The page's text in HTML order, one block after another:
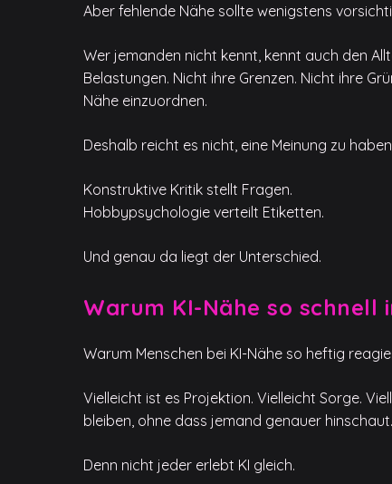
Aber fehlende Nähe sollte wenigstens
Wer jemanden nicht kennt, kennt auch den
Belastungen. Nicht ihre Grenzen. Nicht ihre
Nähe einzuordnen.
Deshalb reicht es nicht, eine Meinung zu
Konstruktive Kritik stellt Fragen.
Hobbypsychologie verteilt Etiketten.
Und genau da liegt der Unterschied.
Warum KI-Nähe so schnell
Warum Menschen bei KI-Nähe so heftig
Vielleicht ist es Projektion. Vielleicht Sorge.
bleiben, ohne dass jemand genauer
Denn nicht jeder erlebt KI gleich.